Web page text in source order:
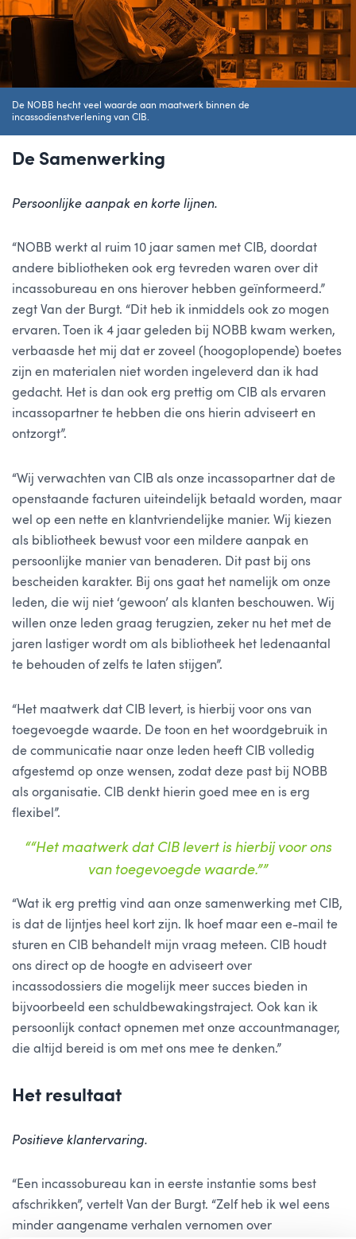
De NOBB hecht veel waarde aan maatwerk binnen de
incassodienstverlening van CIB.
De Samenwerking
Persoonlijke aanpak en korte lijnen.
“NOBB werkt al ruim 10 jaar samen met CIB, doordat
andere bibliotheken ook erg tevreden waren over dit
incassobureau en ons hierover hebben geïnformeerd.”
zegt Van der Burgt. “Dit heb ik inmiddels ook zo mogen
ervaren. Toen ik 4 jaar geleden bij NOBB kwam werken,
verbaasde het mij dat er zoveel (hoogoplopende) boetes
zijn en materialen niet worden ingeleverd dan ik had
gedacht. Het is dan ook erg prettig om CIB als ervaren
incassopartner te hebben die ons hierin adviseert en
ontzorgt”.
“Wij verwachten van CIB als onze incassopartner dat de
openstaande facturen uiteindelijk betaald worden, maar
wel op een nette en klantvriendelijke manier. Wij kiezen
als bibliotheek bewust voor een mildere aanpak en
persoonlijke manier van benaderen. Dit past bij ons
bescheiden karakter. Bij ons gaat het namelijk om onze
leden, die wij niet ‘gewoon’ als klanten beschouwen. Wij
willen onze leden graag terugzien, zeker nu het met de
jaren lastiger wordt om als bibliotheek het ledenaantal
te behouden of zelfs te laten stijgen”.
“Het maatwerk dat CIB levert, is hierbij voor ons van
toegevoegde waarde. De toon en het woordgebruik in
de communicatie naar onze leden heeft CIB volledig
afgestemd op onze wensen, zodat deze past bij NOBB
als organisatie. CIB denkt hierin goed mee en is erg
flexibel”.
““Het maatwerk dat CIB levert is hierbij voor ons
van toegevoegde waarde.””
“Wat ik erg prettig vind aan onze samenwerking met CIB,
is dat de lijntjes heel kort zijn. Ik hoef maar een e-mail te
sturen en CIB behandelt mijn vraag meteen. CIB houdt
ons direct op de hoogte en adviseert over
incassodossiers die mogelijk meer succes bieden in
bijvoorbeeld een schuldbewakingstraject. Ook kan ik
persoonlijk contact opnemen met onze accountmanager,
die altijd bereid is om met ons mee te denken.”
Het resultaat
Positieve klantervaring.
“Een incassobureau kan in eerste instantie soms best
afschrikken”, vertelt Van der Burgt. “Zelf heb ik wel eens
minder aangename verhalen vernomen over